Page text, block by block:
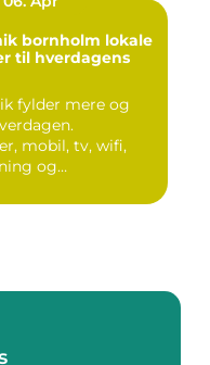
lokale
til hverdagens
fylder mere og
mobil, tv, wifi,
og